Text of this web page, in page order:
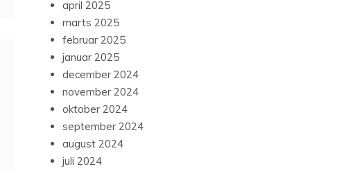
april 2025
marts 2025
februar 2025
januar 2025
december 2024
november 2024
oktober 2024
september 2024
august 2024
juli 2024